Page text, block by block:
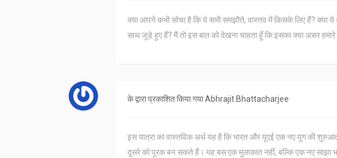
क्या आपने कभी सोचा है कि ये सभी समझौते, वास्तव में किसके लिए हैं? क्या
साथ जुड़े हुए हैं? मैं तो इस बात को देखना चाहता हूँ कि इसका क्या असर हमारे
के द्वारा प्रकाशित किया गयाAbhrajit Bhattacharjee
इस यात्रा का वास्तविक अर्थ यह है कि भारत और यूएई एक नए युग की शुरुआत
दूसरे को पूरक बन सकते हैं। यह बस एक मुलाकात नहीं, बल्कि एक नए साझा